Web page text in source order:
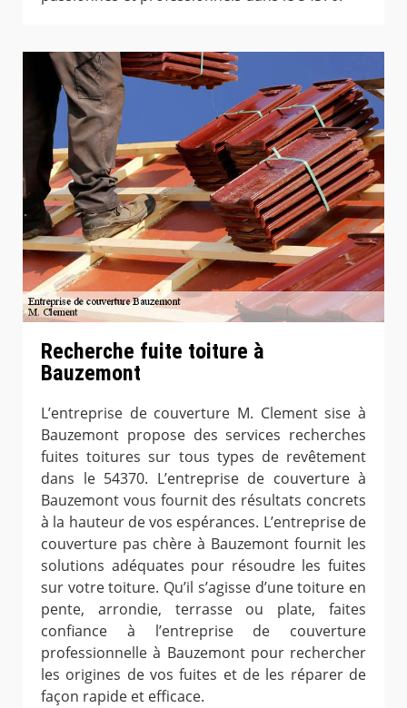
Recherche fuite toiture à
Bauzemont
L’entreprise de couverture M. Clement sise à
Bauzemont propose des services recherches
fuites toitures sur tous types de revêtement
dans le 54370. L’entreprise de couverture à
Bauzemont vous fournit des résultats concrets
à la hauteur de vos espérances. L’entreprise de
couverture pas chère à Bauzemont fournit les
solutions adéquates pour résoudre les fuites
sur votre toiture. Qu’il s’agisse d’une toiture en
pente, arrondie, terrasse ou plate, faites
confiance à l’entreprise de couverture
professionnelle à Bauzemont pour rechercher
les origines de vos fuites et de les réparer de
façon rapide et efficace.